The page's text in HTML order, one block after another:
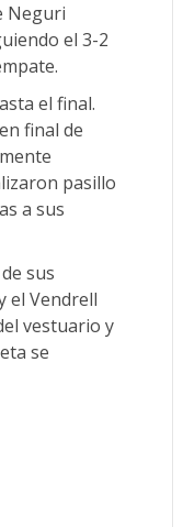
Neguri
el 3-2
el final.
final de
pasillo
a sus
sus
el Vendrell
vestuario y
se